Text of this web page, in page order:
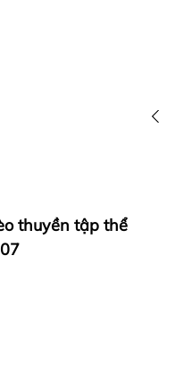
thuyền tập thể